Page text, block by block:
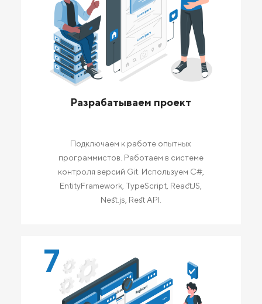
Разрабатываем проект
Подключаем к работе опытных
программистов. Работаем в системе
контроля версий Git. Используем C#,
EntityFramework, TypeScript, ReactJS,
Nest.js, Rest API.
7